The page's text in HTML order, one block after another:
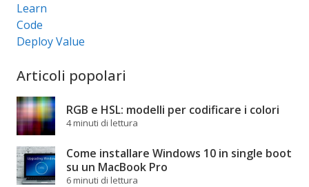
Learn
Code
Deploy Value
Articoli popolari
RGB e HSL: modelli per codificare i colori
4 minuti di lettura
Come installare Windows 10 in single boot
su un MacBook Pro
6 minuti di lettura